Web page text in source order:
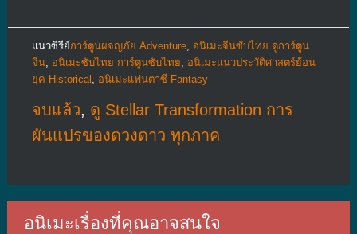
แนวซีรีย์การ์ตูนผจญภัย Adventure, อนิเมะจีนซับไทย ดูการ์ตูน
จีน, อนิเมะซับไทย การ์ตูนซับไทย
อนิเมะแนวประวัติศาสตร์ย้อน
ยุค Historical
อนิเมะแฟนตาซี Fantasy
จบแล้ว, ดู Stellar Transformation การ
ผันแปรของดวงดาว ทุกภาค
อนิเมะเรื่องที่คุณอาจสนใจ